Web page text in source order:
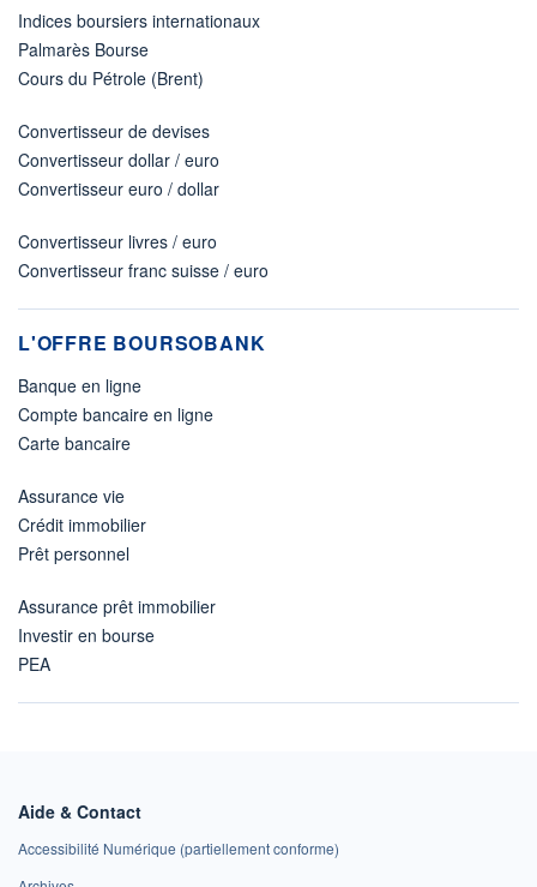
Indices boursiers internationaux
Palmarès Bourse
Cours du Pétrole (Brent)
Convertisseur de devises
Convertisseur dollar / euro
Convertisseur euro / dollar
Convertisseur livres / euro
Convertisseur franc suisse / euro
L'OFFRE BOURSOBANK
Banque en ligne
Compte bancaire en ligne
Carte bancaire
Assurance vie
Crédit immobilier
Prêt personnel
Assurance prêt immobilier
Investir en bourse
PEA
Aide & Contact
Accessibilité Numérique (partiellement conforme)